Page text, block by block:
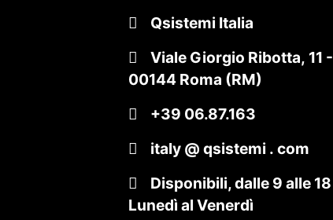
Qsistemi Italia
Viale Giorgio Ribotta, 11 -
00144 Roma (RM)
+39 06.87.163
italy @ qsistemi . com
Disponibili, dalle 9 alle 18
Lunedì al Venerdì